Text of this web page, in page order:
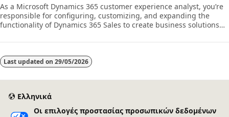
As a Microsoft Dynamics 365 customer experience analyst, you’re
responsible for configuring, customizing, and expanding the
functionality of Dynamics 365 Sales to create business solutions
process.
Last updated on 29/05/2026
Ελληνικά
Οι επιλογές προστασίας προσωπικών δεδομένων